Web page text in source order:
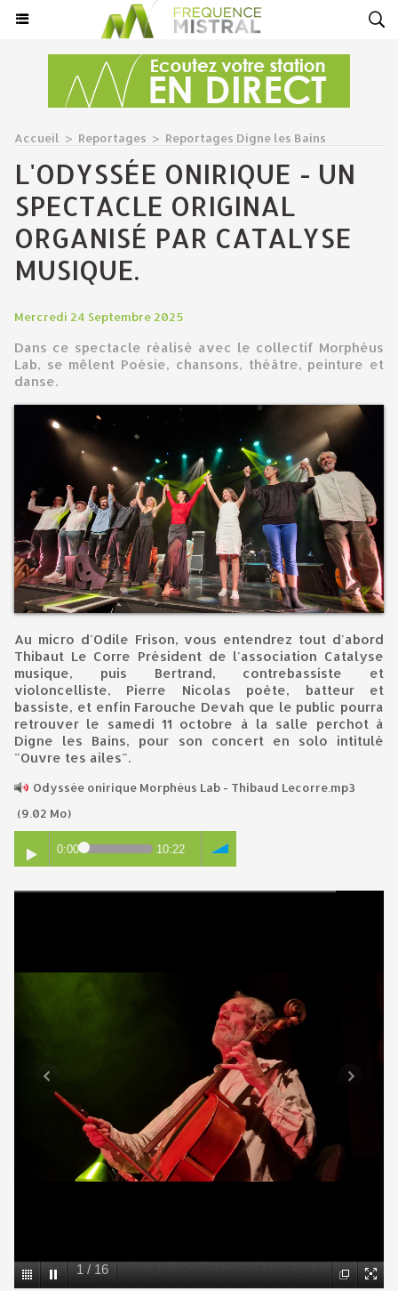
Accueil > Reportages > Reportages Digne les Bains
L'ODYSSÉE ONIRIQUE - UN
SPECTACLE ORIGINAL
ORGANISÉ PAR CATALYSE
MUSIQUE.
Mercredi 24 Septembre 2025
Dans ce spectacle réalisé avec le collectif Morphéus
Lab, se mêlent Poésie, chansons, théâtre, peinture et
danse.
Au micro d'Odile Frison, vous entendrez tout d'abord
Thibaut Le Corre Président de l'association Catalyse
musique, puis Bertrand, contrebassiste et
violoncelliste, Pierre Nicolas poète, batteur et
bassiste, et enfin Farouche Devah que le public pourra
retrouver le samedi 11 octobre à la salle perchot à
Digne les Bains, pour son concert en solo intitulé
"Ouvre tes ailes".
Odyssée onirique Morphéus Lab - Thibaud Lecorre.mp3
(9.02 Mo)
0:00 10:22
1 / 16